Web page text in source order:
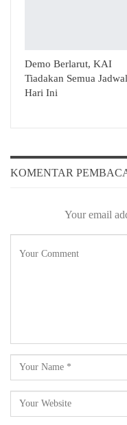
Demo Berlarut, KAI
Tiadakan Semua Jadwal
Hari Ini
KOMENTAR
Your email